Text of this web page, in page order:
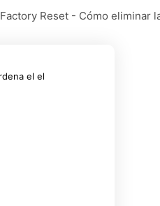
Reset - Cómo eliminar
el el